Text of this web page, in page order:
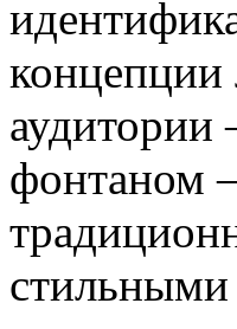
концепции
аудитории
фонтаном